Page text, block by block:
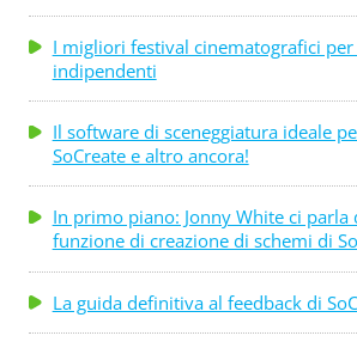
I migliori festival cinematografici per
indipendenti
Il software di sceneggiatura ideale
SoCreate e altro ancora!
In primo piano: Jonny White ci parla
funzione di creazione di schemi di
La guida definitiva al feedback di